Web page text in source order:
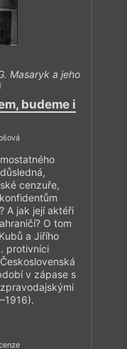
Masaryk a jeho
budeme i
cenzuře,
A jak její aktéři
O tom
a Jiřího
protivníci
v zápase s